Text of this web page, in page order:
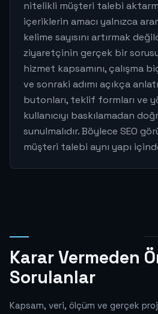
nitelikli müşteri talebi
içeriklerin amacı yalnızca
kelime sayısını artırmak
ziyaretçinin gerçek bir
hizmet kapsamını, çalışma
ve sonraki adımı açıkça
butonları, teklif formları ve
kullanıcıyı baskılamadan
sunulmalıdır. Böylece SEO
müşteri talebi aynı yapı
Karar Vermeden
Sorulanlar
Kapsam, veri, ölçüm ve gerçek